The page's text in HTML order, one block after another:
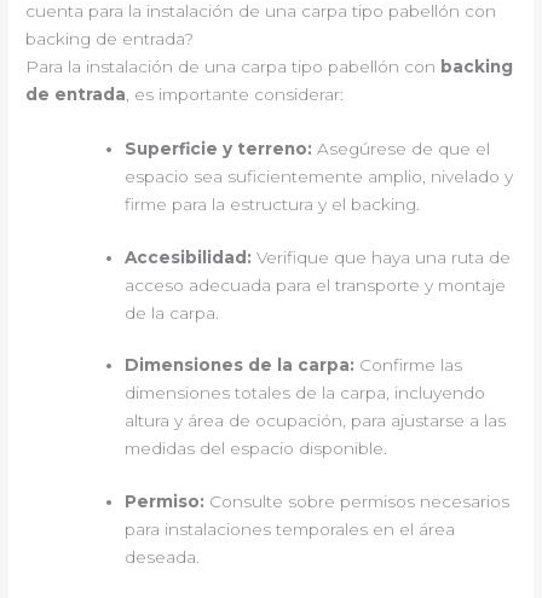
cuenta para la instalación de una carpa tipo pabellón con
backing de entrada?
Para la instalación de una carpa tipo pabellón con backing
de entrada, es importante considerar:
Superficie y terreno: Asegúrese de que el
espacio sea suficientemente amplio, nivelado y
firme para la estructura y el backing.
Accesibilidad: Verifique que haya una ruta de
acceso adecuada para el transporte y montaje
de la carpa.
Dimensiones de la carpa: Confirme las
dimensiones totales de la carpa, incluyendo
altura y área de ocupación, para ajustarse a las
medidas del espacio disponible.
Permiso: Consulte sobre permisos necesarios
para instalaciones temporales en el área
deseada.